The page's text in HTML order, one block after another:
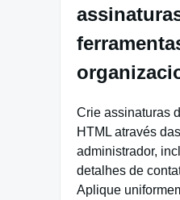
Crie assinaturas
HTML através
administrador,
detalhes de
Aplique